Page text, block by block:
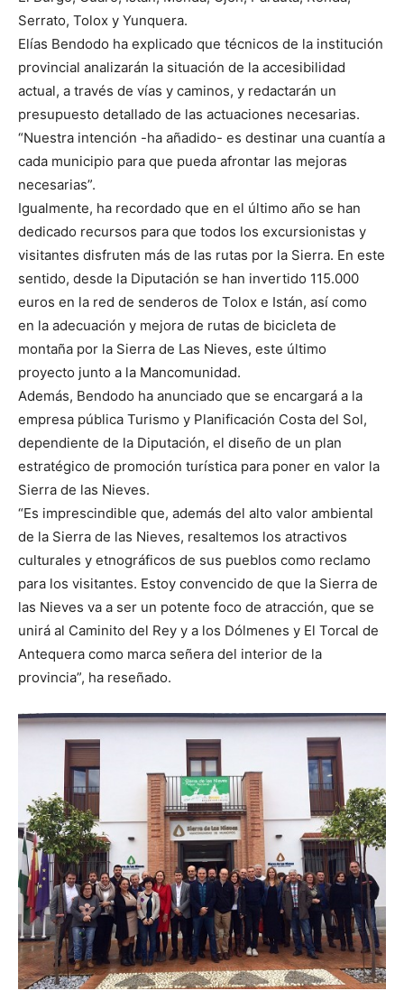
Serrato, Tolox y Yunquera.
Elías Bendodo ha explicado que técnicos de la institución
provincial analizarán la situación de la accesibilidad
actual, a través de vías y caminos, y redactarán un
presupuesto detallado de las actuaciones necesarias.
“Nuestra intención -ha añadido- es destinar una cuantía a
cada municipio para que pueda afrontar las mejoras
necesarias”.
Igualmente, ha recordado que en el último año se han
dedicado recursos para que todos los excursionistas y
visitantes disfruten más de las rutas por la Sierra. En este
sentido, desde la Diputación se han invertido 115.000
euros en la red de senderos de Tolox e Istán, así como
en la adecuación y mejora de rutas de bicicleta de
montaña por la Sierra de Las Nieves, este último
proyecto junto a la Mancomunidad.
Además, Bendodo ha anunciado que se encargará a la
empresa pública Turismo y Planificación Costa del Sol,
dependiente de la Diputación, el diseño de un plan
estratégico de promoción turística para poner en valor la
Sierra de las Nieves.
“Es imprescindible que, además del alto valor ambiental
de la Sierra de las Nieves, resaltemos los atractivos
culturales y etnográficos de sus pueblos como reclamo
para los visitantes. Estoy convencido de que la Sierra de
las Nieves va a ser un potente foco de atracción, que se
unirá al Caminito del Rey y a los Dólmenes y El Torcal de
Antequera como marca señera del interior de la
provincia”, ha reseñado.